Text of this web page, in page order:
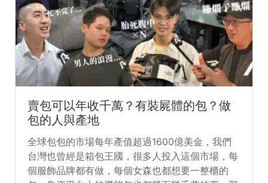
賣包可以年收千萬？有裝屍體的包？做
包的人與產地
全球包包的市場每年產值超過1600億美金，我們
台灣也曾經是箱包王國，很多人投入這個市場，每
個服飾品牌都有做，每個女森也都想要一整櫃的